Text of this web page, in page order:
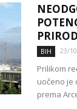
BIH 23/
Prilikom
uočeno je
prema